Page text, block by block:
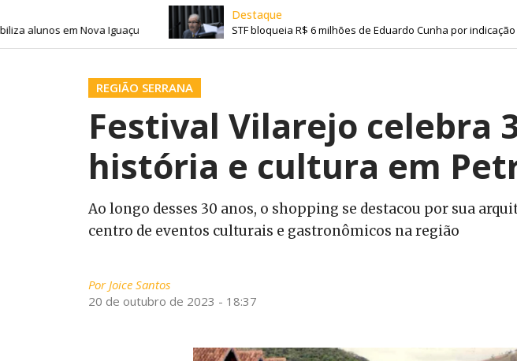
Destaque
STF bloqueia R$ 6 milhões de Eduardo Cunha por indicação
alunos em Nova Iguaçu
REGIÃO SERRANA
Festival Vilarejo celebra
história e cultura em
Ao longo desses 30 anos, o shopping se destacou por sua
centro de eventos culturais e gastronômicos na região
PorJoice Santos
20 de outubro de 2023 - 18:37